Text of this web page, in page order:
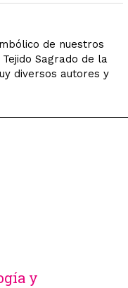
de nuestros
Sagrado de la
diversos autores y
y